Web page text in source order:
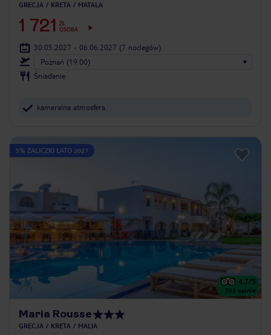
GRECJA KRETA MATALA
1 721
ZŁ
OSOBA
30.05.2027 - 06.06.2027 (7 noclegów)
Poznań (19:00)
Śniadanie
kameralna atmosfera
5% ZALICZKI LATO 2027
4.7/5
503 opinie
Maria Rousse
GRECJA KRETA MALIA